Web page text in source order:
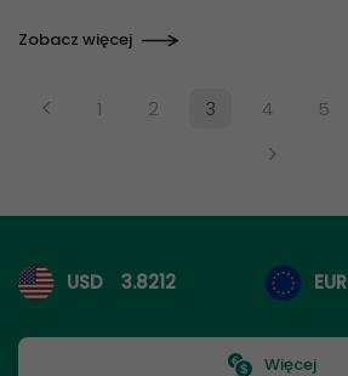
Zobacz więcej
1 2 3 4 5
Kursy walut
USD 3.8212 EUR
Więcej